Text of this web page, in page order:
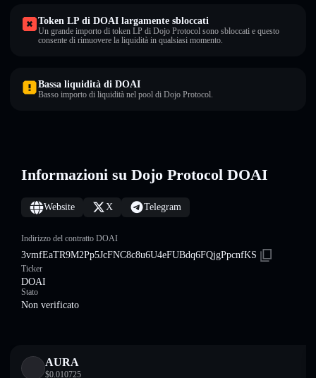
Token LP di DOAI largamente sbloccati
Un grande importo di token LP di Dojo Protocol sono sbloccati e questo
consente di rimuovere la liquidità in qualsiasi momento.
Bassa liquidità di DOAI
Basso importo di liquidità nel pool di Dojo Protocol.
Informazioni su Dojo Protocol DOAI
Website X Telegram
Indirizzo del contratto DOAI
3vmfEaTR9M2Pp5JcFNC8c8u6U4eFUBdq6FQjgPpcnfKS
Ticker
DOAI
Stato
Non verificato
AURA
$0.010725